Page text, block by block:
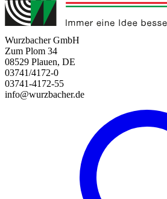
Wurzbacher GmbH
Zum Plom 34
08529 Plauen, DE
03741/4172-0
03741-4172-55
info@wurzbacher.de